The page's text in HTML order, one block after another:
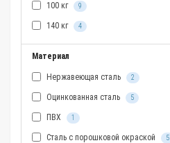
100 кг 9
140 кг 4
Материал
Нержавеющая сталь 2
Оцинкованная сталь 5
ПВХ 1
Сталь с порошковой окраской 5